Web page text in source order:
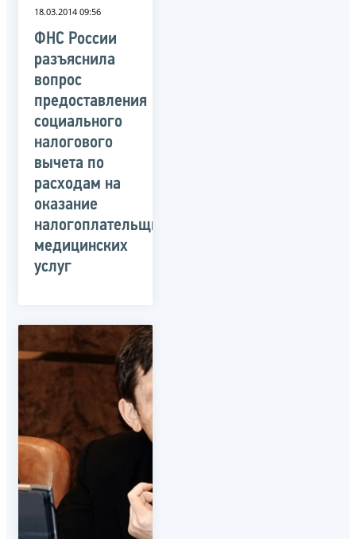
18.03.2014 09:56
ФНС России
разъяснила
вопрос
предоставления
социального
налогового
вычета по
расходам на
оказание
налогоплательщику
медицинских
услуг